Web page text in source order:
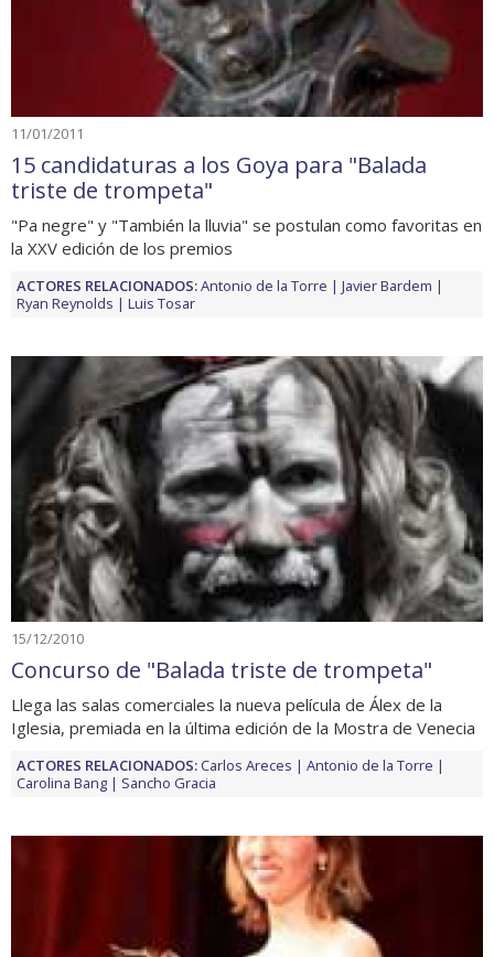
11/01/2011
15 candidaturas a los Goya para "Balada
triste de trompeta"
"Pa negre" y "También la lluvia" se postulan como favoritas en
la XXV edición de los premios
ACTORES RELACIONADOS:Antonio de la Torre
Javier Bardem
Ryan Reynolds
Luis Tosar
15/12/2010
Concurso de "Balada triste de trompeta"
Llega las salas comerciales la nueva película de Álex de la
Iglesia, premiada en la última edición de la Mostra de Venecia
ACTORES RELACIONADOS:Carlos Areces
Antonio de la Torre
Carolina Bang
Sancho Gracia